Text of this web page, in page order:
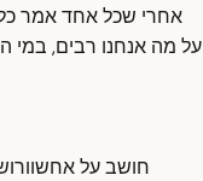
אחרי שכל אחד אמר כל
על מה אנחנו רבים, במי
חושב על